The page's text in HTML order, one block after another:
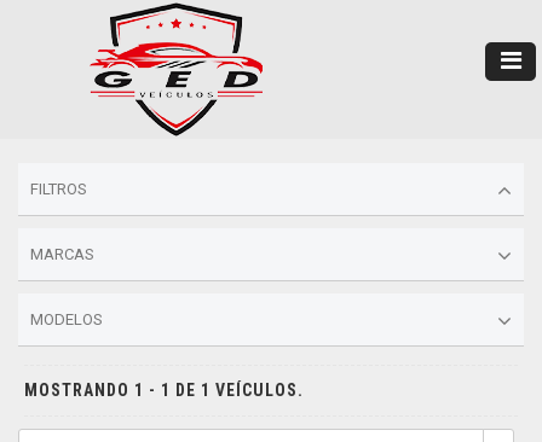
FILTROS
MARCAS
MODELOS
MOSTRANDO 1 - 1 DE 1 VEÍCULOS.